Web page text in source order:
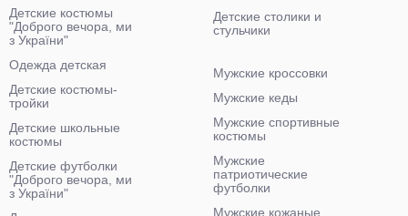
Детские столики и
стульчики
Детские костюмы
"Доброго вечора, ми
з України"
Одежда детская
Детские костюмы-
тройки
Детские школьные
костюмы
Детские футболки
"Доброго вечора, ми
з України"
Мужские кроссовки
Мужские кеды
Мужские спортивные
костюмы
Мужские
патриотические
футболки
Мужские кожаные